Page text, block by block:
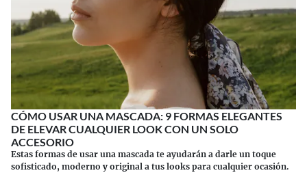
CÓMO USAR UNA MASCADA: 9 FORMAS ELEGANTES
DE ELEVAR CUALQUIER LOOK CON UN SOLO
ACCESORIO
Estas formas de usar una mascada te ayudarán a darle un toque
sofisticado, moderno y original a tus looks para cualquier ocasión.